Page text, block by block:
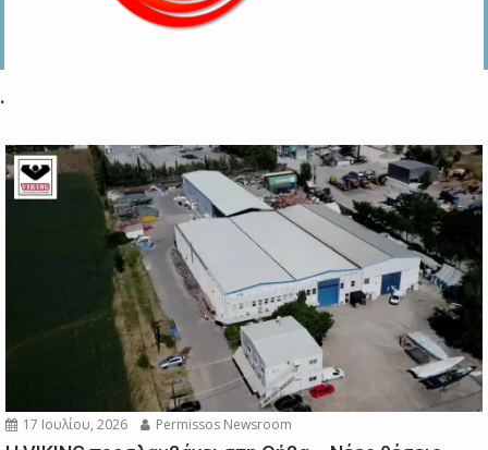
.
17 Ιουλίου, 2026 Permissos Newsroom